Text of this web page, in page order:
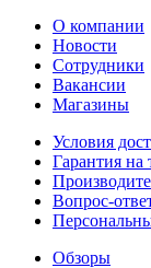
О компании
Новости
Сотрудники
Вакансии
Магазины
Условия
Гарантия на
Вопрос-
Обзоры